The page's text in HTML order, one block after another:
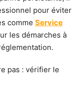
pour éviter
comme Service
les démarches à
pas : vérifier le